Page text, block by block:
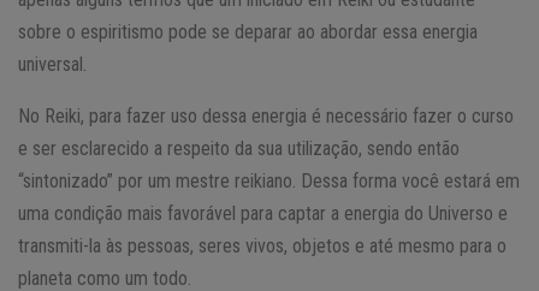
sobre o espiritismo pode se deparar ao abordar essa energia
universal.
No Reiki, para fazer uso dessa energia é necessário fazer o curso
e ser esclarecido a respeito da sua utilização, sendo então
“sintonizado” por um mestre reikiano. Dessa forma você estará em
uma condição mais favorável para captar a energia do Universo e
transmiti-la às pessoas, seres vivos, objetos e até mesmo para o
planeta como um todo.